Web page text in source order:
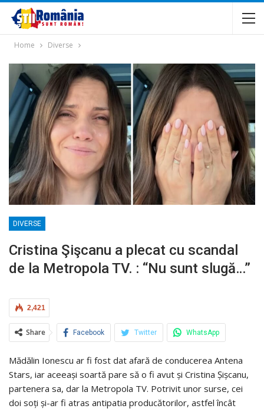
Home Diverse
DIVERSE
Cristina Şişcanu a plecat cu scandal
de la Metropola TV. : “Nu sunt slugă…”
2,421
Share Facebook Twitter WhatsApp
Mădălin Ionescu ar fi fost dat afară de conducerea Antena
Stars, iar aceeași soartă pare să o fi avut și Cristina Șișcanu,
partenera sa, dar la Metropola TV. Potrivit unor surse, cei
doi soți și-ar fi atras antipatia producătorilor, astfel încât